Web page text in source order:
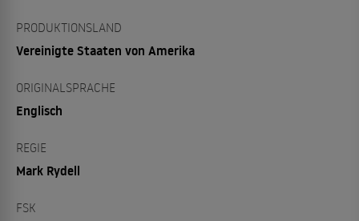
PRODUKTIONSLAND
Vereinigte Staaten von Amerika
ORIGINALSPRACHE
Englisch
REGIE
Mark Rydell
FSK